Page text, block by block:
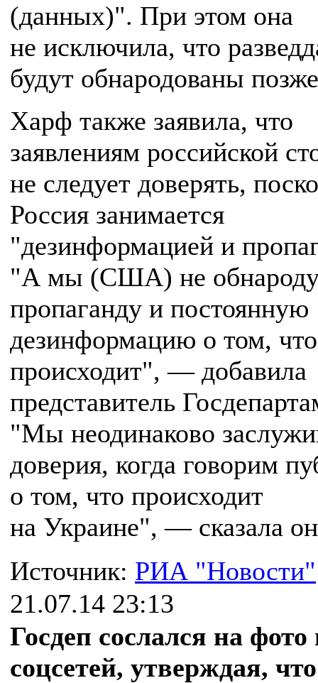
(данных)". При этом она
не исключила, что
будут обнародованы
Харф также заявила, что
заявлениям российской
не следует доверять,
Россия занимается
"дезинформацией и
"А мы (США) не
пропаганду и постоянную
дезинформацию о том, что
происходит", — добавила
представитель
"Мы неодинаково
доверия, когда говорим
о том, что происходит
на Украине", — сказала
Источник: РИА "Новости"
21.07.14 23:13
Госдеп сослался на фото
соцсетей, утверждая,